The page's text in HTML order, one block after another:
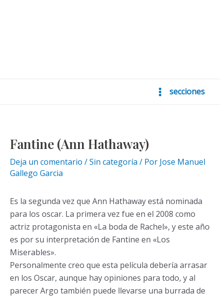
Main
secciones
Fantine (Ann Hathaway)
Deja un comentario /Sin categoría / Por Jose Manuel
Gallego Garcia
Es la segunda vez que Ann Hathaway está nominada
para los oscar. La primera vez fue en el 2008 como
actriz protagonista en «La boda de Rachel», y este año
es por su interpretación de Fantine en «Los
Miserables».
Personalmente creo que esta película debería arrasar
en los Oscar, aunque hay opiniones para todo, y al
parecer Argo también puede llevarse una burrada de